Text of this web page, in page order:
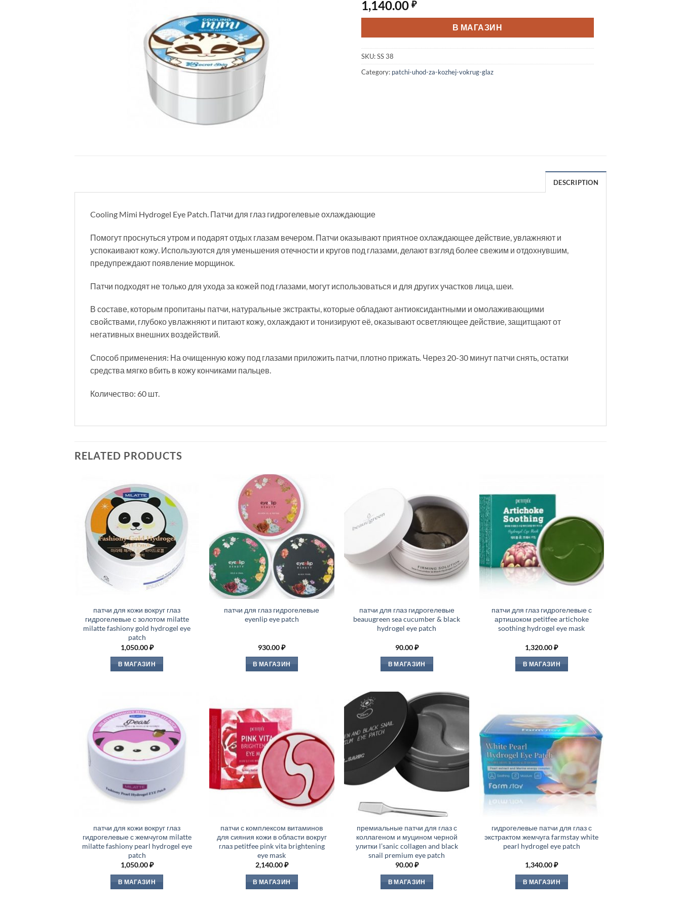
1,140.00 ₽
В МАГАЗИН
SKU:SS 38
Category: patchi-uhod-za-kozhej-vokrug-glaz
DESCRIPTION
Cooling Mimi Hydrogel Eye Patch. Патчи для глаз гидрогелевые охлаждающие
Помогут проснуться утром и подарят отдых глазам вечером. Патчи оказывают приятное охлаждающее действие, увлажняют и
успокаивают кожу. Используются для уменьшения отечности и кругов под глазами, делают взгляд более свежим и отдохнувшим,
предупреждают появление морщинок.
Патчи подходят не только для ухода за кожей под глазами, могут использоваться и для других участков лица, шеи.
В составе, которым пропитаны патчи, натуральные экстракты, которые обладают антиоксидантными и омолаживающими
свойствами, глубоко увлажняют и питают кожу, охлаждают и тонизируют её, оказывают осветляющее действие, защитщают от
негативных внешних воздействий.
Способ применения: На очищенную кожу под глазами приложить патчи, плотно прижать. Через 20-30 минут патчи снять, остатки
средства мягко вбить в кожу кончиками пальцев.
Количество: 60 шт.
RELATED PRODUCTS
патчи для кожи вокруг глаз
гидрогелевые с золотом milatte
milatte fashiony gold hydrogel eye
patch
1,050.00₽
В МАГАЗИН
патчи для глаз гидрогелевые
eyenlip eye patch
930.00₽
В МАГАЗИН
патчи для глаз гидрогелевые
beauugreen sea cucumber & black
hydrogel eye patch
90.00₽
В МАГАЗИН
патчи для глаз гидрогелевые с
артишоком petitfee artichoke
soothing hydrogel eye mask
1,320.00₽
В МАГАЗИН
патчи для кожи вокруг глаз
гидрогелевые с жемчугом milatte
milatte fashiony pearl hydrogel eye
patch
1,050.00₽
В МАГАЗИН
патчи с комплексом витаминов
для сияния кожи в области вокруг
глаз petitfee pink vita brightening
eye mask
2,140.00₽
В МАГАЗИН
премиальные патчи для глаз с
коллагеном и муцином черной
улитки l’sanic collagen and black
snail premium eye patch
90.00₽
В МАГАЗИН
гидрогелевые патчи для глаз с
экстрактом жемчуга farmstay white
pearl hydrogel eye patch
1,340.00₽
В МАГАЗИН